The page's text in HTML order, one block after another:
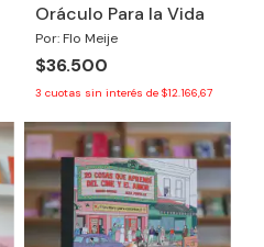
Oráculo Para la Vida
Por: Flo Meije
$36.500
3 cuotas sin interés de $12.166,67